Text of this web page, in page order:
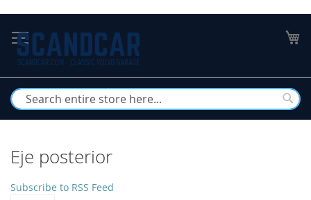
to
Content
Eje posterior
Subscribe to RSS Feed